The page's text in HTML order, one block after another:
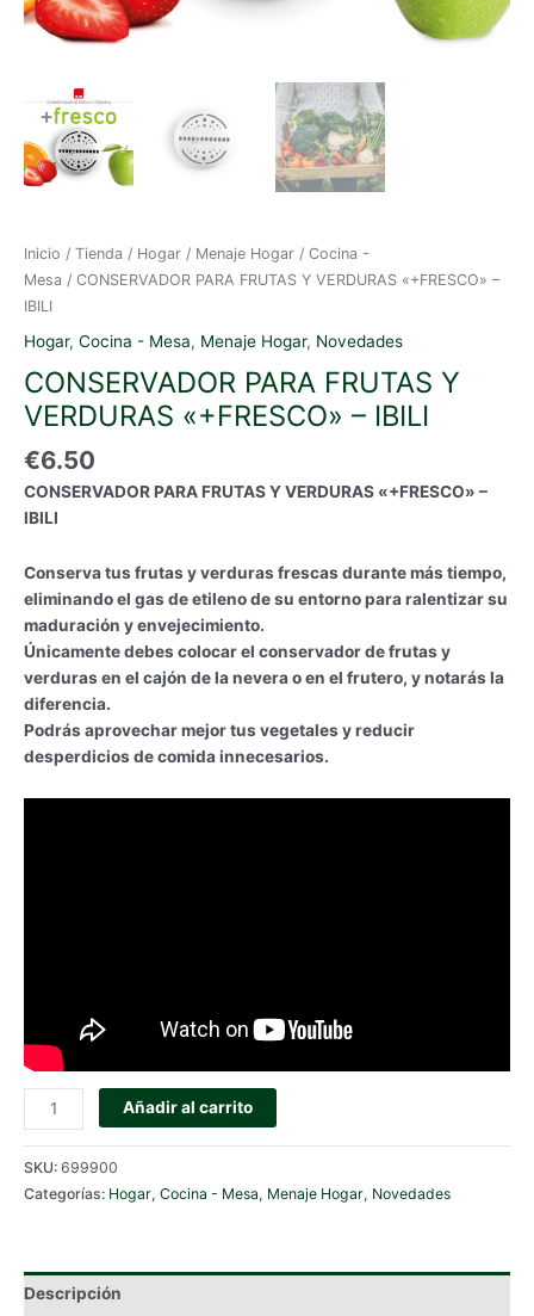
Inicio / Tienda / Hogar / Menaje Hogar / Cocina -
Mesa / CONSERVADOR PARA FRUTAS Y VERDURAS «+FRESCO» –
IBILI
Hogar, Cocina - Mesa, Menaje Hogar, Novedades
CONSERVADOR PARA FRUTAS Y
VERDURAS «+FRESCO» – IBILI
€6.50
CONSERVADOR PARA FRUTAS Y VERDURAS «+FRESCO» –
IBILI
Conserva tus frutas y verduras frescas durante más tiempo,
eliminando el gas de etileno de su entorno para ralentizar su
maduración y envejecimiento.
Únicamente debes colocar el conservador de frutas y
verduras en el cajón de la nevera o en el frutero, y notarás la
diferencia.
Podrás aprovechar mejor tus vegetales y reducir
desperdicios de comida innecesarios.
CONSERVADOR
PARA
FRUTAS
Y
VERDURAS
IBILI
Añadir al carrito
SKU: 699900
Categorías: Hogar, Cocina - Mesa, Menaje Hogar, Novedades
Descripción